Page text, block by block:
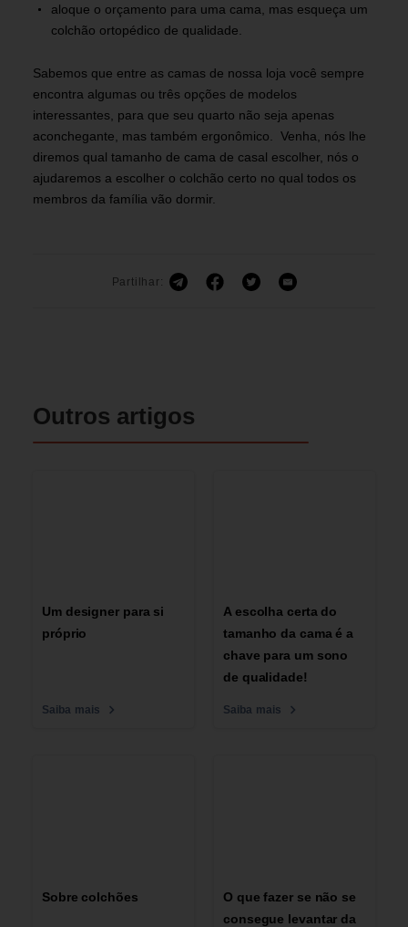
aloque o orçamento para uma cama, mas esqueça um
colchão ortopédico de qualidade.
Sabemos que entre as camas de nossa loja você sempre
encontra algumas ou três opções de modelos
interessantes, para que seu quarto não seja apenas
aconchegante, mas também ergonômico. Venha, nós lhe
diremos qual tamanho de cama de casal escolher, nós o
ajudaremos a escolher o colchão certo no qual todos os
membros da família vão dormir.
Partilhar:
Outros artigos
Um designer para si
próprio
Saiba mais
A escolha certa do
tamanho da cama é a
chave para um sono
de qualidade!
Saiba mais
Sobre colchões
O que fazer se não se
consegue levantar da